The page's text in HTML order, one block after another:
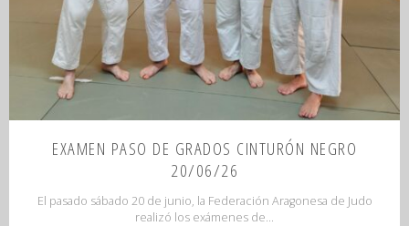
EXAMEN PASO DE GRADOS CINTURÓN NEGRO
20/06/26
El pasado sábado 20 de junio, la Federación Aragonesa de Judo
realizó los exámenes de...